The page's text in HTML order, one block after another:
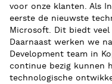
voor onze klanten. Als
eerste de nieuwste
Microsoft. Dit biedt veel
Daarnaast werken we
Development team in
continue bezig kunnen
technologische